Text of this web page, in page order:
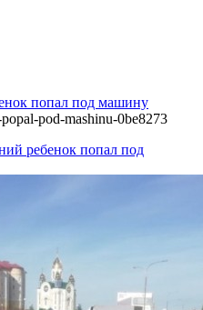
попал под машину
pod-mashinu-0be8273
ребенок попал под